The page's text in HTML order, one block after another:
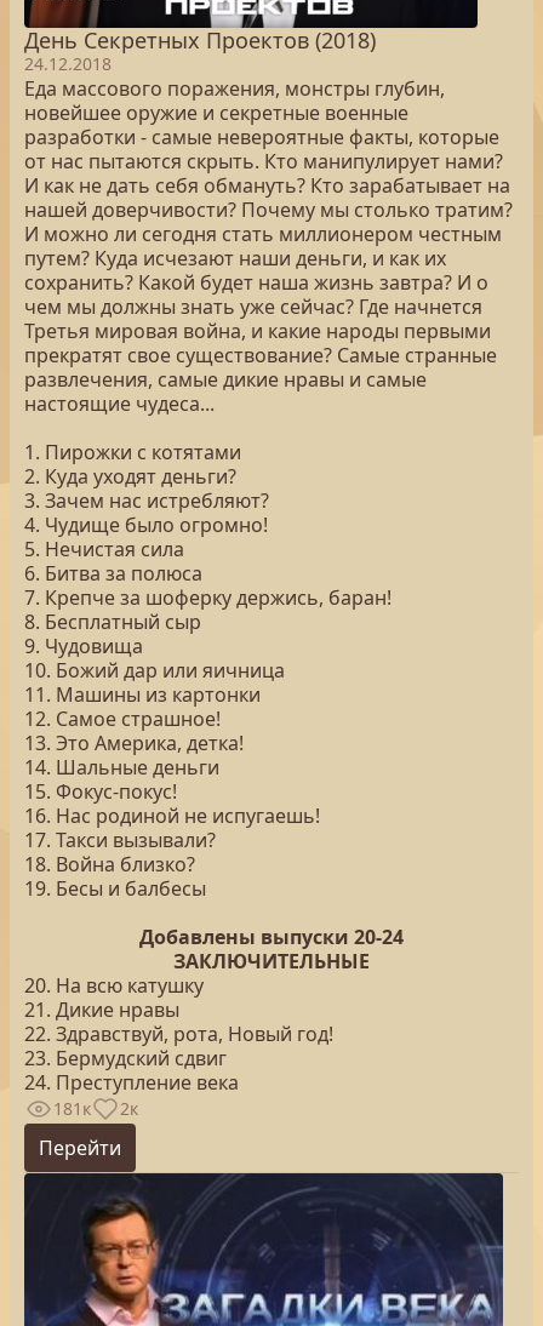
День Секретных Проектов (2018)
24.12.2018
Еда массового поражения, монстры глубин,
новейшее оружие и секретные военные
разработки - самые невероятные факты, которые
от нас пытаются скрыть. Кто манипулирует нами?
И как не дать себя обмануть? Кто зарабатывает на
нашей доверчивости? Почему мы столько тратим?
И можно ли сегодня стать миллионером честным
путем? Куда исчезают наши деньги, и как их
сохранить? Какой будет наша жизнь завтра? И о
чем мы должны знать уже сейчас? Где начнется
Третья мировая война, и какие народы первыми
прекратят свое существование? Самые странные
развлечения, самые дикие нравы и самые
настоящие чудеса...
1. Пирожки с котятами
2. Куда уходят деньги?
3. Зачем нас истребляют?
4. Чудище было огромно!
5. Нечистая сила
6. Битва за полюса
7. Крепче за шоферку держись, баран!
8. Бесплатный сыр
9. Чудовища
10. Божий дар или яичница
11. Машины из картонки
12. Самое страшное!
13. Это Америка, детка!
14. Шальные деньги
15. Фокус-покус!
16. Нас родиной не испугаешь!
17. Такси вызывали?
18. Война близко?
19. Бесы и балбесы
Добавлены выпуски 20-24
ЗАКЛЮЧИТЕЛЬНЫЕ
20. На всю катушку
21. Дикие нравы
22. Здравствуй, рота, Новый год!
23. Бермудский сдвиг
24. Преступление века
181к 2к
Перейти